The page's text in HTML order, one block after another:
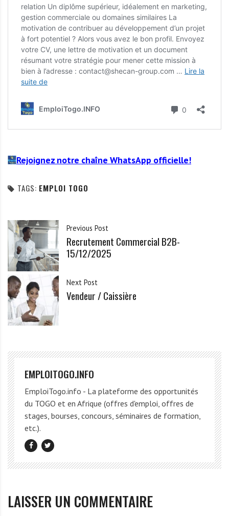
Rejoignez notre chaîne WhatsApp officielle!
TAGS: EMPLOI TOGO
Previous Post
Recrutement Commercial B2B-
15/12/2025
Next Post
Vendeur / Caissière
EMPLOITOGO.INFO
EmploiTogo.info - La plateforme des opportunités
du TOGO et en Afrique (offres d'emploi, offres de
stages, bourses, concours, séminaires de formation,
etc.).
LAISSER UN COMMENTAIRE